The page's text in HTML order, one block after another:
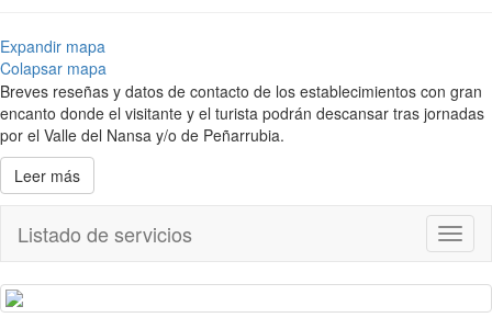
Expandir mapa
Colapsar mapa
Breves reseñas y datos de contacto de los establecimientos con gran
encanto donde el visitante y el turista podrán descansar tras jornadas
por el Valle del Nansa y/o de Peñarrubia.
Leer más
Listado de servicios